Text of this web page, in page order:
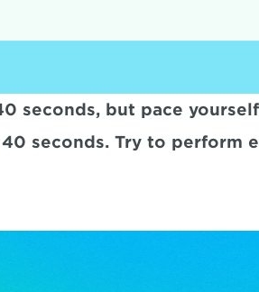
seconds, but pace
seconds. Try to perform